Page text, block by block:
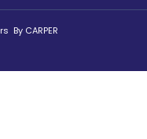
By CARPER